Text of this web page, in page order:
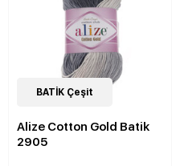
32Çeşit
BATİK Çeşit
Alize Cotton Gold Batik
2905